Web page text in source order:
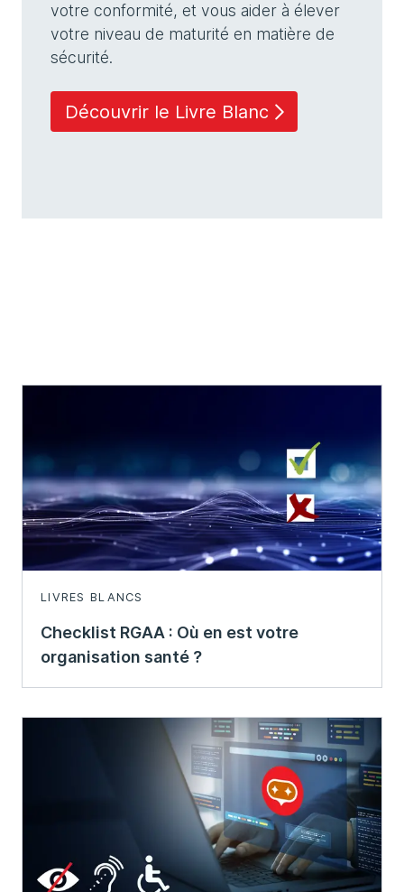
votre conformité, et vous aider à élever
votre niveau de maturité en matière de
sécurité.
Découvrir le Livre Blanc
LIVRES BLANCS
Checklist RGAA : Où en est votre
organisation santé ?